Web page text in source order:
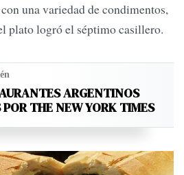
una variedad de condimentos,
plato logró el séptimo casillero.
ARGENTINOS
POR THE NEW YORK TIMES